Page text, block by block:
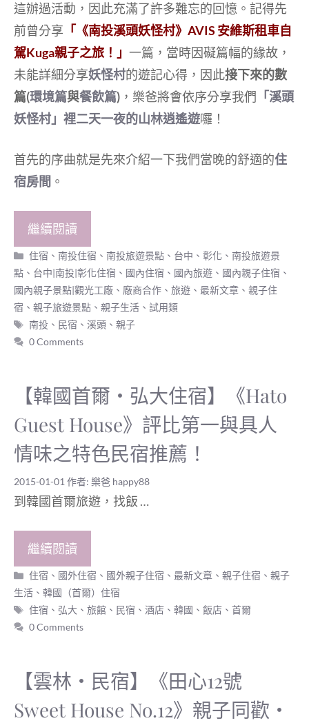
這辦過活動，因此充滿了許多難忘的回憶。記得先
前曾分享 「《南投溪頭妖怪村》AVIS 安維斯租車自
駕Kuga親子之旅！」 一篇，當時因礙篇幅的緣故，
未能詳細分享妖怪村的遊記心得，因此接下來的數
篇(環境篇與餐飲篇) ，樂爸將會依序分享我們 「溪頭
妖怪村」裡二天一夜的山林逍遙遊囉！
首先的序曲就是先來介紹一下我們當晚的舒適的住
宿房間 。
繼續閱讀
分
類
住宿 、南投住宿 、南投旅遊景點 、 台中、彰化、南投旅遊景
點 、 台中|南投|彰化住宿 、 國內住宿 、 國內旅遊 、 國內親子住宿 、
國內親子景點|觀光工廠 、 廠商合作 、 旅遊 、 最新文章 、 親子住
宿 、 親子旅遊景點 、 親子生活 、 試用類
標
籤
南投 、 民宿 、溪頭 、親子
0 Comments
【韓國首爾‧弘大住宿】《Hato
Guest House》評比第一與具人
情味之特色民宿推薦！
2015-01-01 作者: 樂爸 happy88
到韓國首爾旅遊，找飯 …
繼續閱讀
分
類
住宿 、 國外住宿 、 國外親子住宿 、最新文章 、親子住宿 、親子
生活 、 韓國（首爾）住宿
標
籤
住宿 、 弘大 、旅館 、 民宿 、 酒店 、韓國 、飯店 、首爾
0 Comments
【雲林‧民宿】《田心12號
Sweet House No.12》親子同歡‧